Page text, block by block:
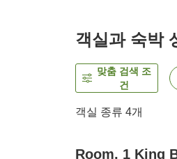
객실과 숙박
맞춤 검색 조
건
객실 종류 4개
Room, 1 King